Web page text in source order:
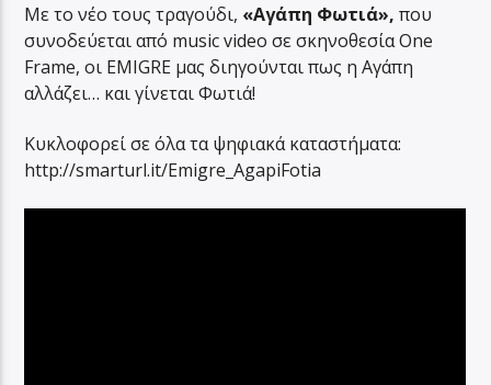
Με το νέο τους τραγούδι, «Αγάπη Φωτιά», που
συνοδεύεται από music video σε σκηνοθεσία One
Frame, οι EMIGRE μας διηγούνται πως η Αγάπη
αλλάζει… και γίνεται Φωτιά!
Κυκλοφορεί σε όλα τα ψηφιακά καταστήματα:
http://smarturl.it/Emigre_AgapiFotia